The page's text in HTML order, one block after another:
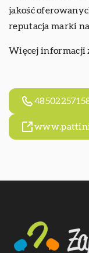
jakość
reputacja marki
Więcej informacji